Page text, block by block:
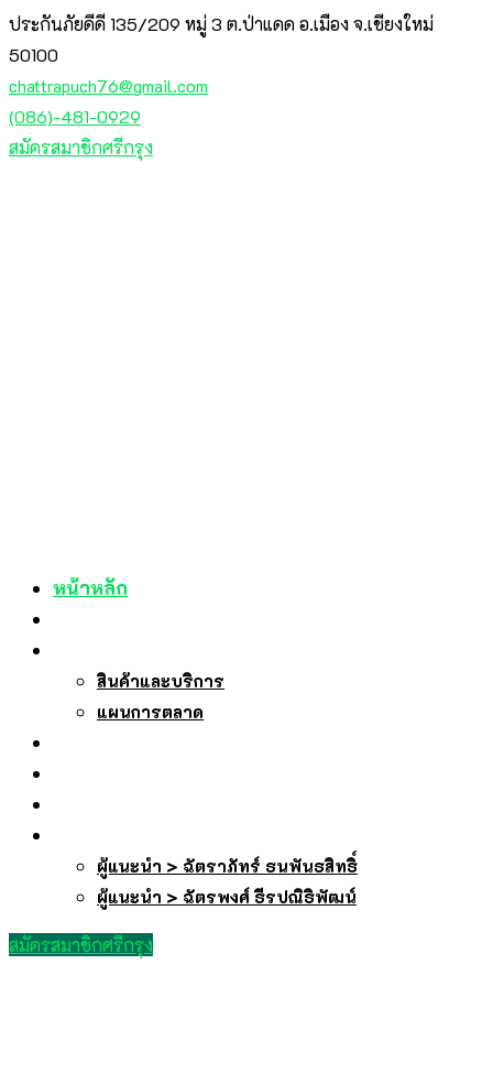
ประกันภัยดีดี 135/209 หมู่ 3 ต.ป่าแดด อ.เมือง จ.เชียงใหม่
50100
chattrapuch76@gmail.com
(086)-481-0929
สมัครสมาชิกศรีกรุง
หน้าหลัก
สินค้าและบริการ
แผนการตลาด
ผู้แนะนำ > ฉัตราภัทร์ ธนพันธสิทธิ์
ผู้แนะนำ > ฉัตรพงศ์ ธีรปณิธิพัฒน์
สมัครสมาชิกศรีกรุง